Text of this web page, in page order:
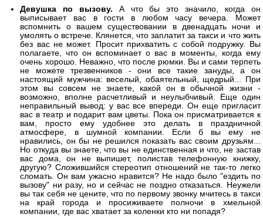
Девушка по вызову. А что бы это значило, когда он
выписывает вас в гости в любом часу вечера. Может
вспомнить о вашем существовании в двенадцать ночи и
умолять о встрече. Клянется, что заплатит за такси и что жить
без вас не может. Просит прихватить с собой подружку. Вы
полагаете, что он вспоминает о вас в моменты, когда ему
очень хорошо. Неважно, что после рюмки. Вы и сами терпеть
не можете трезвенников - они все такие зануды, а он
настоящий мужчина: веселый, обаятельный, щедрый... При
этом вы совсем не знаете, какой он в обычной жизни -
возможно, вполне расчетливый и неулыбчивый. Еще один
неправильный вывод: у вас все впереди. Он еще пригласит
вас в театр и подарит вам цветы. Пока он присматривается к
вам, просто ему удобнее это делать в праздничной
атмосфере, в шумной компании. Если б вы ему не
нравились, он бы не решился показать вас своим друзьям...
Но откуда вы знаете, что вы не единственная и что, не застав
вас дома, он не выпишет, полистав телефонную книжку,
другую? Сложившийся стереотип отношений не так-то легко
сломать. Он вам ужасно нравится? Не надо было "ездить по
вызову" ни разу, но и сейчас не поздно отказаться. Неужели
вы так себя не цените, что по первому звонку мчитесь в такси
на край города и просиживаете полночи в хмельной
компании, где вас хватает за коленки кто ни попадя?